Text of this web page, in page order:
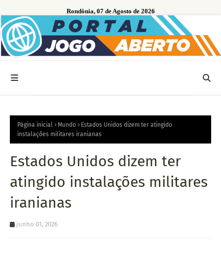
Rondônia, 07 de Agosto de 2026
Página inicial Mundo
Estados Unidos dizem ter atingido
instalações militares iranianas
Estados Unidos dizem ter
atingido instalações militares
iranianas
junho 01, 2026